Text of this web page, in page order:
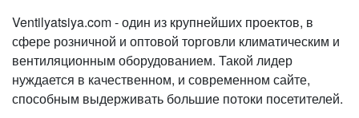
Ventilyatsiya.com - один из крупнейших проектов, в
сфере розничной и оптовой торговли климатическим и
вентиляционным оборудованием. Такой лидер
нуждается в качественном, и современном сайте,
способным выдерживать большие потоки посетителей.